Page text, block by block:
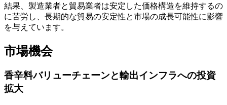
結果、製造業者と貿易業者は安定した価格構造を維持するの
に苦労し、長期的な貿易の安定性と市場の成長可能性に影響
を与えています。
市場機会
香辛料バリューチェーンと輸出インフラへの投資
拡大